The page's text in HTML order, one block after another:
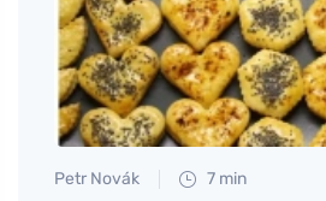
Petr Novák 7 min